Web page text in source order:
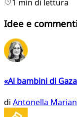
1 min di lettura
Idee e
«Ai bambini di
di Antonella